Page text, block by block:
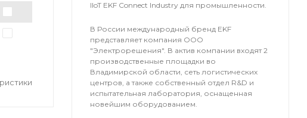
IIoT EKF Connect Industry для промышленности.
В России международный бренд EKF
представляет компания OOO
"Электрорешения". В актив компании входят 2
производственные площадки во
Владимирской области, сеть логистических
центров, а также собственный отдел R&D и
испытательная лаборатория, оснащенная
новейшим оборудованием.